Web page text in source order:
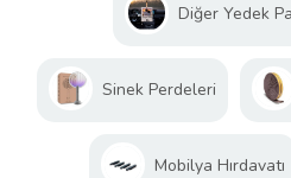
Diğer Yedek
Sinek Perdeleri
Mobilya Hırdavatı